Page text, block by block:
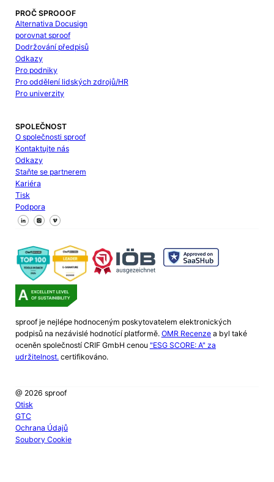
PROČ SPROOOF
Alternativa Docusign
porovnat sproof
Dodržování předpisů
Odkazy
Pro podniky
Pro oddělení lidských zdrojů/HR
Pro univerzity
SPOLEČNOST
O společnosti sproof
Kontaktujte nás
Odkazy
Staňte se partnerem
Kariéra
Tisk
Podpora
Sledujte nás na Facebooku
Sledujte nás na X
Sledujte nás na LinkedIn
sproof je nejlépe hodnoceným poskytovatelem elektronických
podpisů na nezávislé hodnotící platformě. OMR Recenzea byl také
oceněn společností CRIF GmbH cenou "ESG SCORE: A" za
udržitelnost.certifikováno.
@ 2026 sproof
Otisk
GTC
Ochrana Údajů
Soubory Cookie